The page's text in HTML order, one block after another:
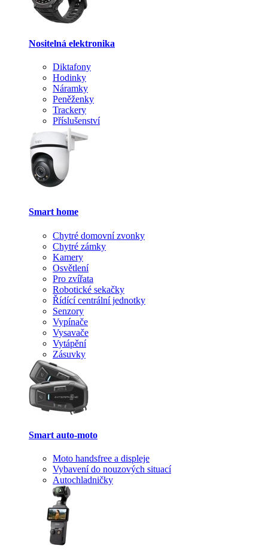
Nositelná elektronika
Diktafony
Hodinky
Náramky
Peněženky
Trackery
Příslušenství
Smart home
Chytré domovní zvonky
Chytré zámky
Kamery
Osvětlení
Pro zvířata
Robotické sekačky
Řídící centrální jednotky
Senzory
Vypínače
Vysavače
Vytápění
Zásuvky
Smart auto-moto
Moto handsfree a displeje
Vybavení do nouzových situací
Autochladničky